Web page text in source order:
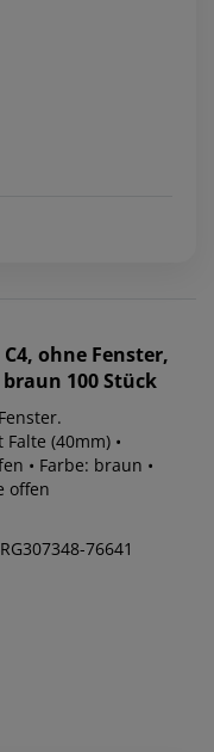
ohne Fenster,
100 Stück
Falte (40mm) •
• Farbe: braun •
offen
76641